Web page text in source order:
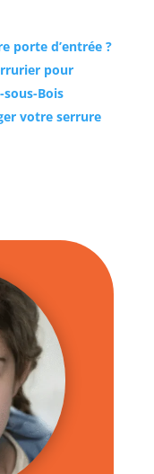
porte d’entrée ?
pour
Bois
votre serrure